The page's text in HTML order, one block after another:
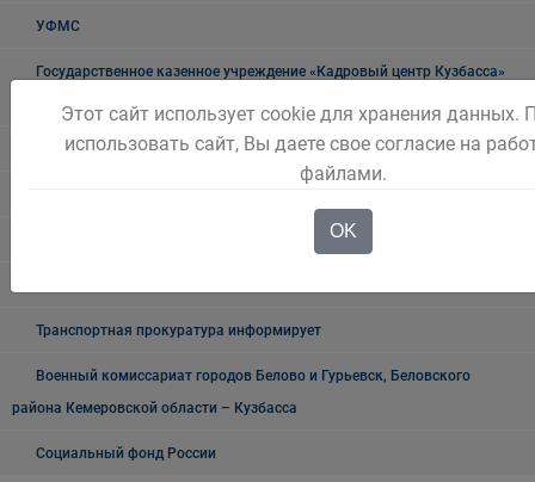
УФМС
Государственное казенное учреждение «Кадровый центр Кузбасса»
Территориальный Центр занятости населения города Белово
Таможня
Транспортная прокуратура информирует
Военный комиссариат городов Белово и Гурьевск, Беловского
района Кемеровской области – Кузбасса
Социальный фонд России
Этот сайт использует cookie для хранения данных.
использовать сайт, Вы даете свое согласие на
файлами.
OK